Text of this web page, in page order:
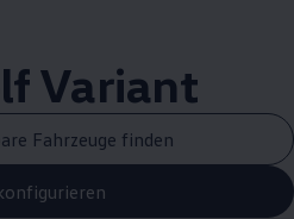
Variant
Fahrzeuge finden